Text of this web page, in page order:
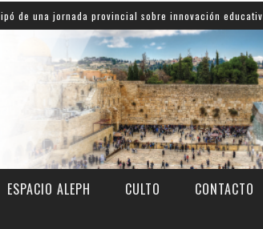
provincial sobre innovación educativa
ESPACIO ALEPH CULTO CONTACTO